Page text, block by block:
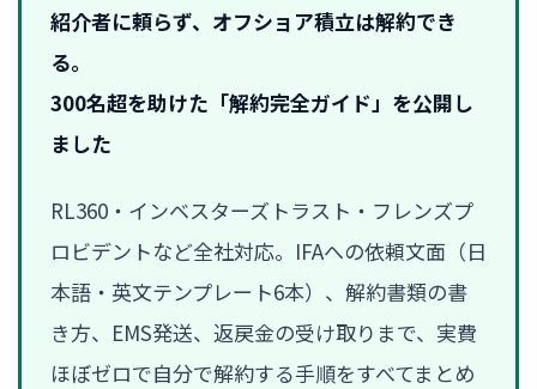
紹介者に頼らず、オフショア積立は解約でき
る。
300名超を助けた「解約完全ガイド」を公開し
ました
RL360・インベスターズトラスト・フレンズプ
ロビデントなど全社対応。IFAへの依頼文面（日
本語・英文テンプレート6本）、解約書類の書
き方、EMS発送、返戻金の受け取りまで、実費
ほぼゼロで自分で解約する手順をすべてまとめ